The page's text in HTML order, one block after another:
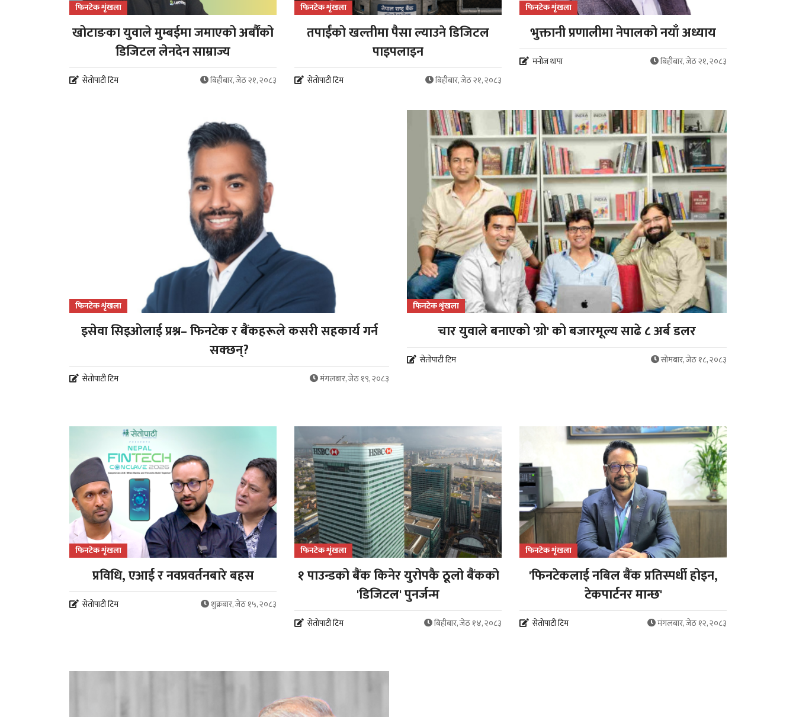
फिनटेक शृंखला
खोटाङका युवाले मुम्बईमा जमाएको अर्बौंको
डिजिटल लेनदेन साम्राज्य
सेतोपाटी टिम बिहीबार, जेठ २१, २०८३
फिनटेक शृंखला
तपाईंको खल्तीमा पैसा ल्याउने डिजिटल
पाइपलाइन
सेतोपाटी टिम बिहीबार, जेठ २१, २०८३
फिनटेक शृंखला
भुक्तानी प्रणालीमा नेपालको नयाँ अध्याय
मनोज थापा बिहीबार, जेठ २१, २०८३
फिनटेक शृंखला
इसेवा सिइओलाई प्रश्न– फिनटेक र बैंकहरूले कसरी सहकार्य गर्न
सक्छन्?
सेतोपाटी टिम मंगलबार, जेठ १९, २०८३
फिनटेक शृंखला
चार युवाले बनाएको 'ग्रो' को बजारमूल्य साढे ८ अर्ब डलर
सेतोपाटी टिम सोमबार, जेठ १८, २०८३
फिनटेक शृंखला
प्रविधि, एआई र नवप्रवर्तनबारे बहस
सेतोपाटी टिम शुक्रबार, जेठ १५, २०८३
फिनटेक शृंखला
१ पाउन्डको बैंक किनेर युरोपकै ठूलो बैंकको
'डिजिटल' पुनर्जन्म
सेतोपाटी टिम बिहीबार, जेठ १४, २०८३
फिनटेक शृंखला
'फिनटेकलाई नबिल बैंक प्रतिस्पर्धी होइन,
टेकपार्टनर मान्छ'
सेतोपाटी टिम मंगलबार, जेठ १२, २०८३